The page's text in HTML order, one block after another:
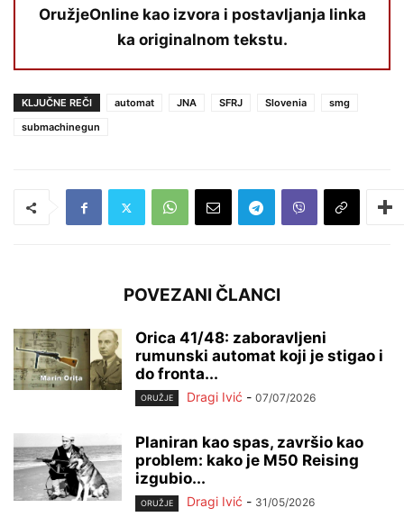
OružjeOnline kao izvora i postavljanja linka
ka originalnom tekstu.
KLJUČNE REČI automat JNA SFRJ Slovenia
smg
submachinegun
POVEZANI ČLANCI
Orica 41/48: zaboravljeni
rumunski automat koji je stigao i
do fronta...
ORUŽJE Dragi Ivić - 07/07/2026
Planiran kao spas, završio kao
problem: kako je M50 Reising
izgubio...
ORUŽJE Dragi Ivić - 31/05/2026